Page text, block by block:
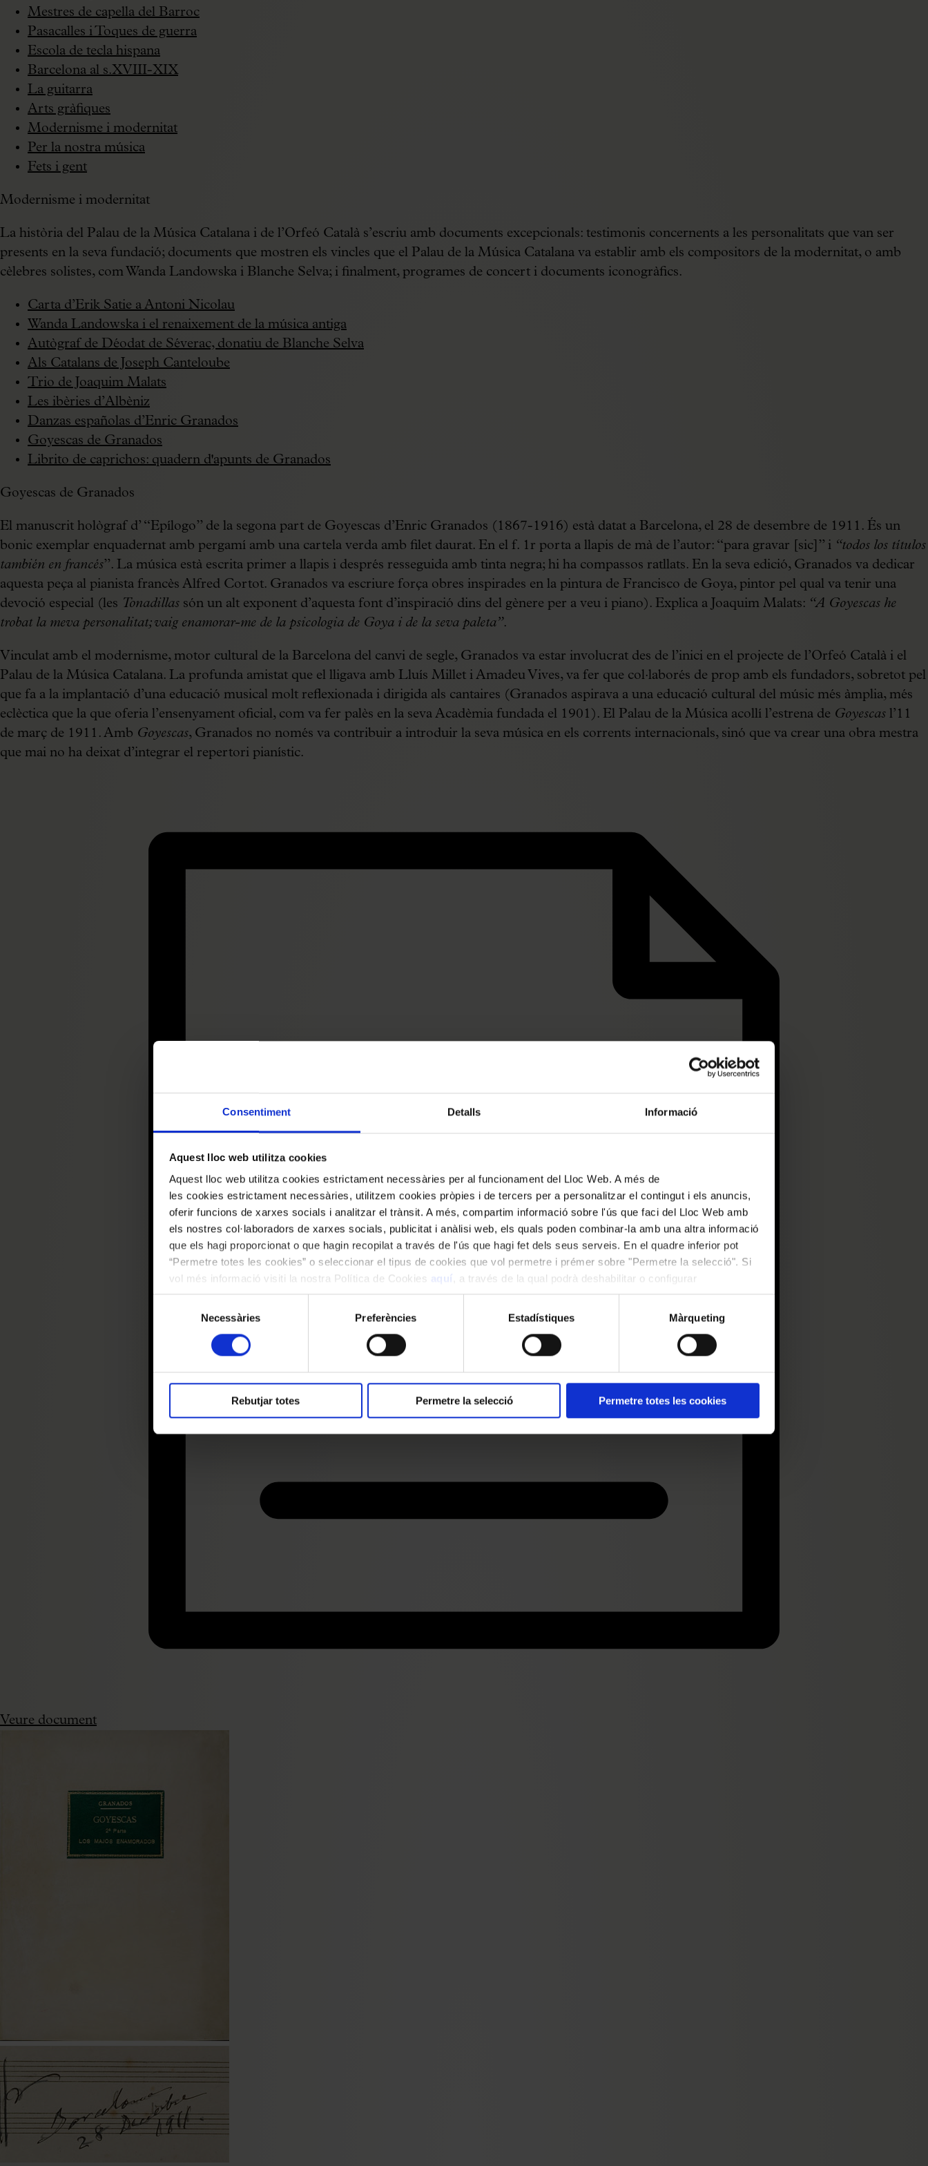
Consentiment Detalls Informació
Aquest lloc web utilitza cookies
Aquest lloc web utilitza cookies estrictament necessàries per al funcionament del Lloc Web. A més de
les cookies estrictament necessàries, utilitzem cookies pròpies i de tercers per a personalitzar el contingut i els anuncis,
oferir funcions de xarxes socials i analitzar el trànsit. A més, compartim informació sobre l'ús que faci del Lloc Web amb
els nostres col·laboradors de xarxes socials, publicitat i anàlisi web, els quals poden combinar-la amb una altra informació
que els hagi proporcionat o que hagin recopilat a través de l'ús que hagi fet dels seus serveis. En el quadre inferior pot
“Permetre totes les cookies” o seleccionar el tipus de cookies que vol permetre i prémer sobre "Permetre la selecció". Si
vol més informació visiti la nostra Política de Cookies aquí
, a través de la qual podrà deshabilitar o configurar
les cookies en qualsevol moment.
consentiment
Necessàries Preferències Estadístiques Màrqueting
Rebutjar totes Permetre la selecció Permetre totes les cookies
Mestres de capella del Barroc
Pasacalles i Toques de guerra
Escola de tecla hispana
Barcelona al s.XVIII-XIX
La guitarra
Arts gràfiques
Modernisme i modernitat
Per la nostra música
Fets i gent
Modernisme i modernitat
La història del Palau de la Música Catalana i de l’Orfeó Català s’escriu amb documents excepcionals: testimonis concernents a les personalitats que van ser
presents en la seva fundació; documents que mostren els vincles que el Palau de la Música Catalana va establir amb els compositors de la modernitat, o amb
cèlebres solistes, com Wanda Landowska i Blanche Selva; i finalment, programes de concert i documents iconogràfics.
Carta d’Erik Satie a Antoni Nicolau
Wanda Landowska i el renaixement de la música antiga
Autògraf de Déodat de Séverac, donatiu de Blanche Selva
Als Catalans de Joseph Canteloube
Trio de Joaquim Malats
Les ibèries d’Albèniz
Danzas españolas d’Enric Granados
Goyescas de Granados
Librito de caprichos: quadern d'apunts de Granados
Goyescas de Granados
El manuscrit hològraf d’ “Epílogo” de la segona part de Goyescas d’Enric Granados (1867-1916) està datat a Barcelona, el 28 de desembre de 1911. És un
bonic exemplar enquadernat amb pergamí amb una cartela verda amb filet daurat. En el f. 1r porta a llapis de mà de l’autor: “para gravar [sic]” i “todos los títulos
también en francés”. La música està escrita primer a llapis i després resseguida amb tinta negra; hi ha compassos ratllats. En la seva edició, Granados va dedicar
aquesta peça al pianista francès Alfred Cortot. Granados va escriure força obres inspirades en la pintura de Francisco de Goya, pintor pel qual va tenir una
devoció especial (les Tonadillas són un alt exponent d’aquesta font d’inspiració dins del gènere per a veu i piano). Explica a Joaquim Malats: “A Goyescas he
trobat la meva personalitat; vaig enamorar-me de la psicologia de Goya i de la seva paleta”.
Vinculat amb el modernisme, motor cultural de la Barcelona del canvi de segle, Granados va estar involucrat des de l’inici en el projecte de l’Orfeó Català i el
Palau de la Música Catalana. La profunda amistat que el lligava amb Lluís Millet i Amadeu Vives, va fer que col·laborés de prop amb els fundadors, sobretot pel
que fa a la implantació d’una educació musical molt reflexionada i dirigida als cantaires (Granados aspirava a una educació cultural del músic més àmplia, més
eclèctica que la que oferia l’ensenyament oficial, com va fer palès en la seva Acadèmia fundada el 1901). El Palau de la Música acollí l’estrena de Goyescas l’11
de març de 1911. Amb Goyescas, Granados no només va contribuir a introduir la seva música en els corrents internacionals, sinó que va crear una obra mestra
que mai no ha deixat d’integrar el repertori pianístic.
Veure document